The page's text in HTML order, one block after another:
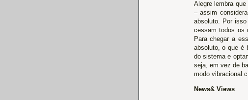
Alegre lembra
– assim
absoluto. Por
cessam todos os
Para chegar a
absoluto, o que é
do sistema e
seja, em vez de
modo vibracional
News& Views